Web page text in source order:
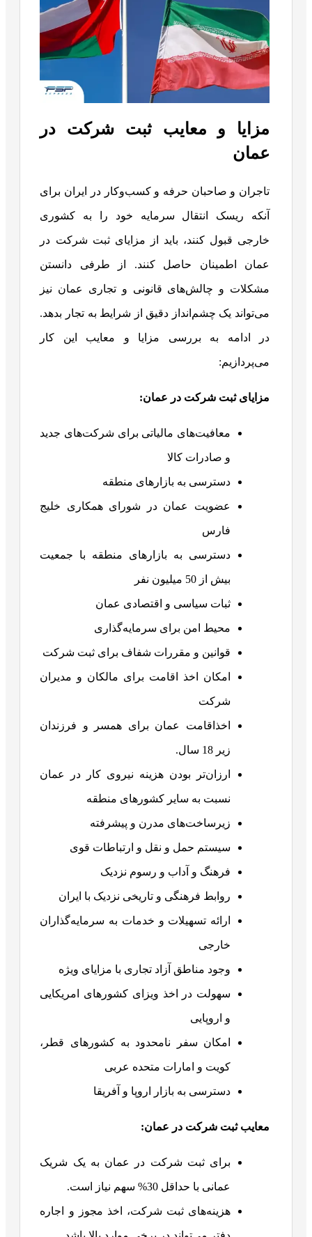
مزایا و معایب ثبت شرکت در
عمان
تاجران و صاحبان حرفه و کسب‌وکار در ایران برای
آنکه ریسک انتقال سرمایه خود را به کشوری
خارجی قبول کنند، باید از مزایای ثبت شرکت در
عمان اطمینان حاصل کنند. از طرفی دانستن
مشکلات و چالش‌های قانونی و تجاری عمان نیز
می‌تواند یک چشم‌انداز دقیق از شرایط به تجار بدهد.
در ادامه به بررسی مزایا و معایب این کار
می‌پردازیم:
مزایای ثبت شرکت در عمان:
معافیت‌های مالیاتی برای شرکت‌های جدید
و صادرات کالا
دسترسی به بازارهای منطقه
عضویت عمان در شورای همکاری خلیج
فارس
دسترسی به بازارهای منطقه با جمعیت
بیش از 50 میلیون نفر
ثبات سیاسی و اقتصادی عمان
محیط امن برای سرمایه‌گذاری
قوانین و مقررات شفاف برای ثبت شرکت
امکان اخذ اقامت برای مالکان و مدیران
شرکت
اخذاقامت عمان برای همسر و فرزندان
زیر 18 سال.
ارزان‌تر بودن هزینه نیروی کار در عمان
نسبت به سایر کشورهای منطقه
زیرساخت‌های مدرن و پیشرفته
سیستم حمل و نقل و ارتباطات قوی
فرهنگ و آداب و رسوم نزدیک
روابط فرهنگی و تاریخی نزدیک با ایران
ارائه تسهیلات و خدمات به سرمایه‌گذاران
خارجی
وجود مناطق آزاد تجاری با مزایای ویژه
سهولت در اخذ ویزای کشورهای امریکایی
و اروپایی
امکان سفر نامحدود به کشورهای قطر،
کویت و امارات متحده عربی
دسترسی به بازار اروپا و آفریقا
معایب ثبت شرکت در عمان:
برای ثبت شرکت در عمان به یک شریک
عمانی با حداقل 30% سهم نیاز است.
هزینه‌های ثبت شرکت، اخذ مجوز و اجاره